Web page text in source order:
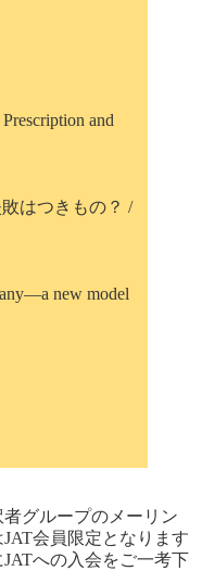
and
はつきもの？ /
new model
グループのメーリン
会員限定となります
への入会をご一考下